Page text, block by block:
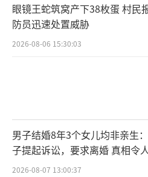
眼镜王蛇筑窝产下38枚蛋 村民
防员迅速处置威胁
2026-08-06 15:30:03
男子结婚8年3个女儿均非亲生
子提起诉讼，要求离婚 真相令
2026-08-07 13:00:37